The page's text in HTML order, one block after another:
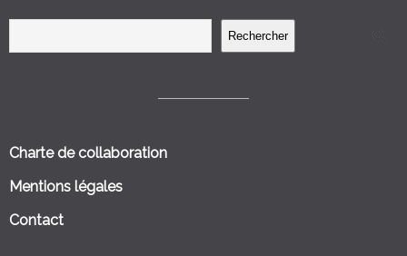
Rechercher
Charte de collaboration
Mentions légales
Contact